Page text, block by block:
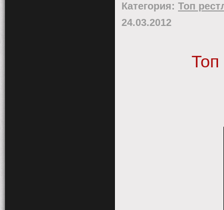
Категория: Топ
24.03.2012
Топ